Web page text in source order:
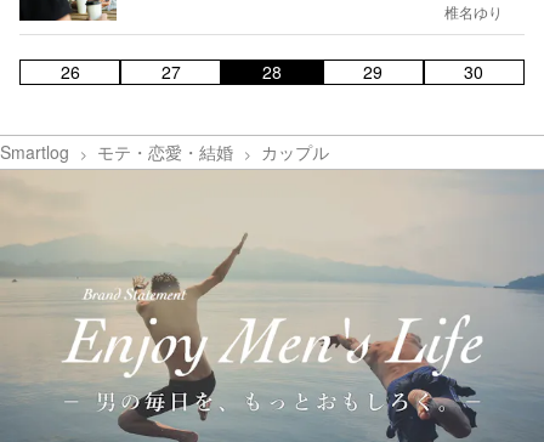
椎名ゆり
26 27 28 29 30
Smartlog モテ・恋愛・結婚 カップル